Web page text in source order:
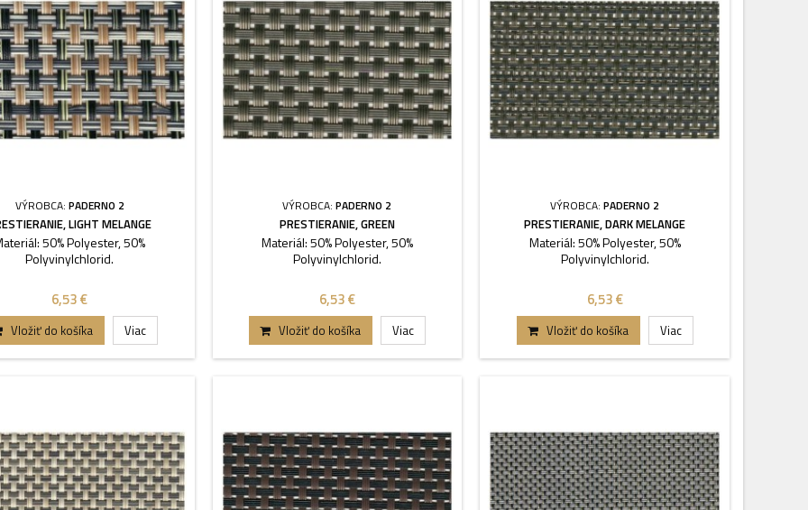
VÝROBCA: PADERNO 2
LIGHT MELANGE
50% Polyester, 50%
Polyvinylchlorid.
6,53 €
Vložiť do košíka Viac
VÝROBCA:PADERNO 2
PRESTIERANIE, GREEN
Materiál: 50% Polyester, 50%
Polyvinylchlorid.
6,53 €
Vložiť do košíka Viac
VÝROBCA:PADERNO 2
PRESTIERANIE, DARK MELANGE
Materiál: 50% Polyester, 50%
Polyvinylchlorid.
6,53 €
Vložiť do košíka Viac